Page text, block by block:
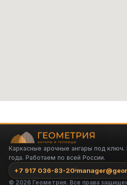
Каркасные арочные ангары под
года. Работаем по всей России.
+7 917 036-83-20
© 2026Геометрия. Все права